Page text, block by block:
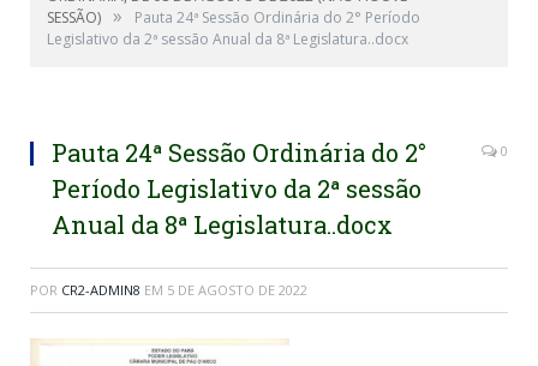
SESSÃO) »
Pauta 24ª Sessão Ordinária do 2° Período
Legislativo da 2ª sessão Anual da 8ª Legislatura..docx
Pauta 24ª Sessão Ordinária do 2°
Período Legislativo da 2ª sessão
Anual da 8ª Legislatura..docx
0
POR CR2-ADMIN8 EM 5 DE AGOSTO DE 2022